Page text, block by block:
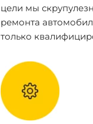
цели мы
ремонта
только